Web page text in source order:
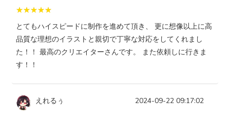
とてもハイスピードに制作を進めて頂き、 更に想像以上に高
品質な理想のイラストと親切で丁寧な対応をしてくれまし
た！！ 最高のクリエイターさんです。 また依頼しに行きま
す！！
えれるぅ 2024-09-22 09:17:02